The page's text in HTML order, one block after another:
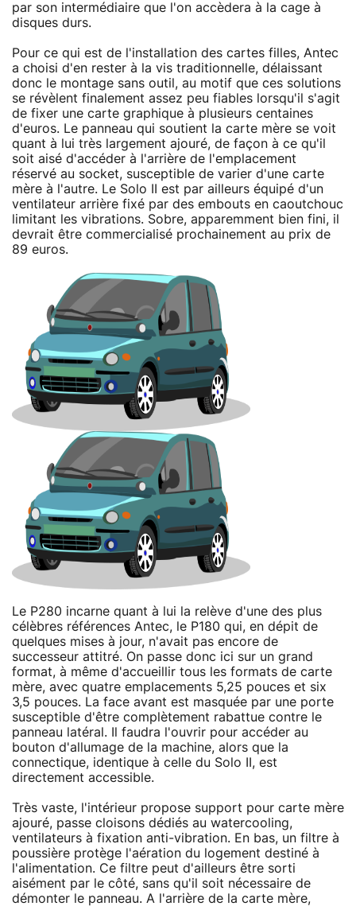
par son intermédiaire que l'on accèdera à la cage à
disques durs.
Pour ce qui est de l'installation des cartes filles, Antec
a choisi d'en rester à la vis traditionnelle, délaissant
donc le montage sans outil, au motif que ces solutions
se révèlent finalement assez peu fiables lorsqu'il s'agit
de fixer une carte graphique à plusieurs centaines
d'euros. Le panneau qui soutient la carte mère se voit
quant à lui très largement ajouré, de façon à ce qu'il
soit aisé d'accéder à l'arrière de l'emplacement
réservé au socket, susceptible de varier d'une carte
mère à l'autre. Le Solo II est par ailleurs équipé d'un
ventilateur arrière fixé par des embouts en caoutchouc
limitant les vibrations. Sobre, apparemment bien fini, il
devrait être commercialisé prochainement au prix de
89 euros.
Le P280 incarne quant à lui la relève d'une des plus
célèbres références Antec, le P180 qui, en dépit de
quelques mises à jour, n'avait pas encore de
successeur attitré. On passe donc ici sur un grand
format, à même d'accueillir tous les formats de carte
mère, avec quatre emplacements 5,25 pouces et six
3,5 pouces. La face avant est masquée par une porte
susceptible d'être complètement rabattue contre le
panneau latéral. Il faudra l'ouvrir pour accéder au
bouton d'allumage de la machine, alors que la
connectique, identique à celle du Solo II, est
directement accessible.
Très vaste, l'intérieur propose support pour carte mère
ajouré, passe cloisons dédiés au watercooling,
ventilateurs à fixation anti-vibration. En bas, un filtre à
poussière protège l'aération du logement destiné à
l'alimentation. Ce filtre peut d'ailleurs être sorti
aisément par le côté, sans qu'il soit nécessaire de
démonter le panneau. A l'arrière de la carte mère,